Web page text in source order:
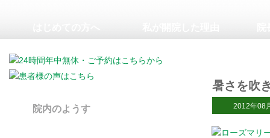
暑さを吹
2012年08
院内のようす